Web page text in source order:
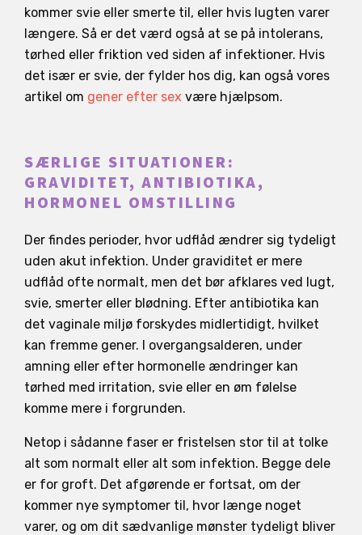
kommer svie eller smerte til, eller hvis lugten varer
længere. Så er det værd også at se på intolerans,
tørhed eller friktion ved siden af infektioner. Hvis
det især er svie, der fylder hos dig, kan også vores
artikel om gener efter sex være hjælpsom.
SÆRLIGE SITUATIONER:
GRAVIDITET, ANTIBIOTIKA,
HORMONEL OMSTILLING
Der findes perioder, hvor udflåd ændrer sig tydeligt
uden akut infektion. Under graviditet er mere
udflåd ofte normalt, men det bør afklares ved lugt,
svie, smerter eller blødning. Efter antibiotika kan
det vaginale miljø forskydes midlertidigt, hvilket
kan fremme gener. I overgangsalderen, under
amning eller efter hormonelle ændringer kan
tørhed med irritation, svie eller en øm følelse
komme mere i forgrunden.
Netop i sådanne faser er fristelsen stor til at tolke
alt som normalt eller alt som infektion. Begge dele
er for groft. Det afgørende er fortsat, om der
kommer nye symptomer til, hvor længe noget
varer, og om dit sædvanlige mønster tydeligt bliver